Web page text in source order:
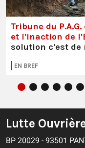
Tribune du
et l'inaction de
solution c'est de
EN BREF
Lutte
BP 20029 - 93501